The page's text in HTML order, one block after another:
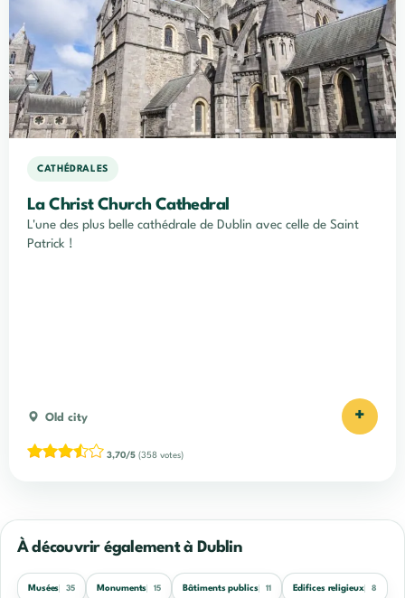
CATHÉDRALES
La Christ Church Cathedral
L'une des plus belle cathédrale de Dublin avec celle de Saint
Patrick !
Old city +
3,70/5 (358 votes)
À découvrir également à Dublin
Musées 35 Monuments 15 Bâtiments publics 11 Edifices religieux 8